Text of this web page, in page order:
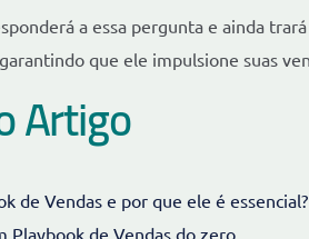
a essa pergunta e ainda
que ele impulsione suas
Artigo
de Vendas e por que ele é essencial?
Playbook de Vendas do zero